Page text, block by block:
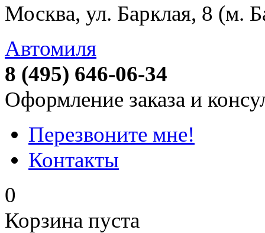
Москва, ул. Барклая, 8 (м.
Автомиля
8 (495) 646-06-34
Оформление заказа и
Перезвоните мне!
Контакты
0
Корзина пуста